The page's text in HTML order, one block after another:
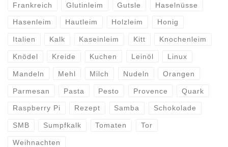
Frankreich Glutinleim Gutsle Haselnüsse
Hasenleim Hautleim Holzleim Honig
Italien Kalk Kaseinleim Kitt Knochenleim
Knödel Kreide Kuchen Leinöl Linux
Mandeln Mehl Milch Nudeln Orangen
Parmesan Pasta Pesto Provence Quark
Raspberry Pi Rezept Samba Schokolade
SMB Sumpfkalk Tomaten Tor
Weihnachten